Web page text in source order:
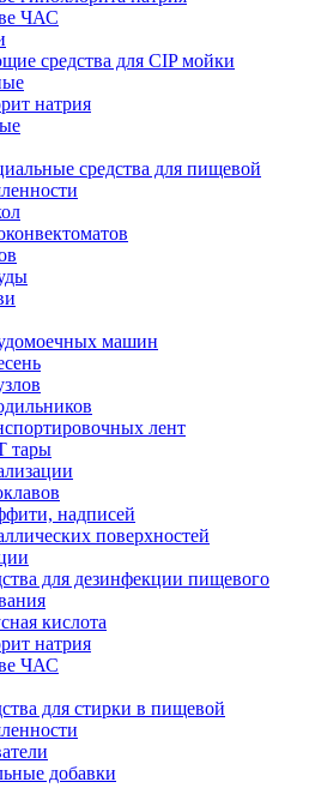
ЧАС
средства для CIP мойки
натрия
средства для пищевой
машин
лент
тары
надписей
поверхностей
для дезинфекции пищевого
кислота
натрия
ЧАС
для стирки в пищевой
добавки